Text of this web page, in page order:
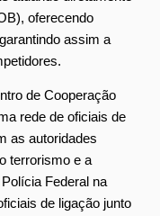
oferecendo
assim a
de Cooperação
rede de oficiais de
as autoridades
terrorismo e a
Federal na
de ligação junto